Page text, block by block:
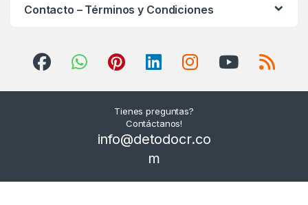
Contacto – Términos y Condiciones
Tienes preguntas?
Contáctanos!
info@detodocr.co
m